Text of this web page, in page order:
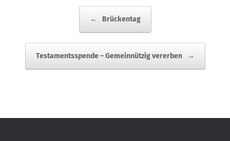
BEITRAGSNAVIGATION
← Brückentag
Testamentsspende – Gemeinnützig vererben →